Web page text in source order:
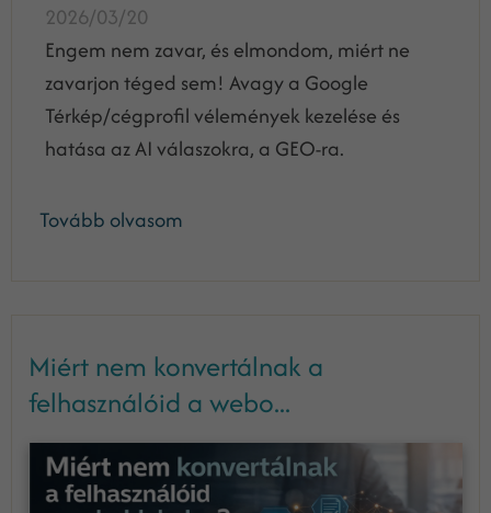
2026/03/20
Engem nem zavar, és elmondom, miért ne
zavarjon téged sem! Avagy a Google
Térkép/cégprofil vélemények kezelése és
hatása az AI válaszokra, a GEO-ra.
Tovább olvasom
Miért nem konvertálnak a
felhasználóid a webo...